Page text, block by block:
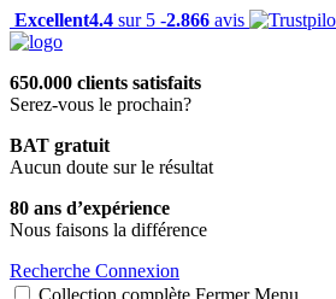
Excellent4.4 sur 5 -2.866 avis
650.000 clients satisfaits
Serez-vous le prochain?
BAT gratuit
Aucun doute sur le résultat
80 ans d’expérience
Nous faisons la différence
Recherche Connexion
Collection complète Fermer Menu